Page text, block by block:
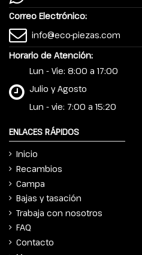
Correo Electrónico:
info@eco-piezas.com
Horario de Atención:
Lun - Vie: 8:00 a 17:00
Julio y Agosto
Lun - vie: 7:00 a 15:20
ENLACES RÁPIDOS
Inicio
Recambios
Campa
Bajas y tasación
Trabaja con nosotros
FAQ
Contacto